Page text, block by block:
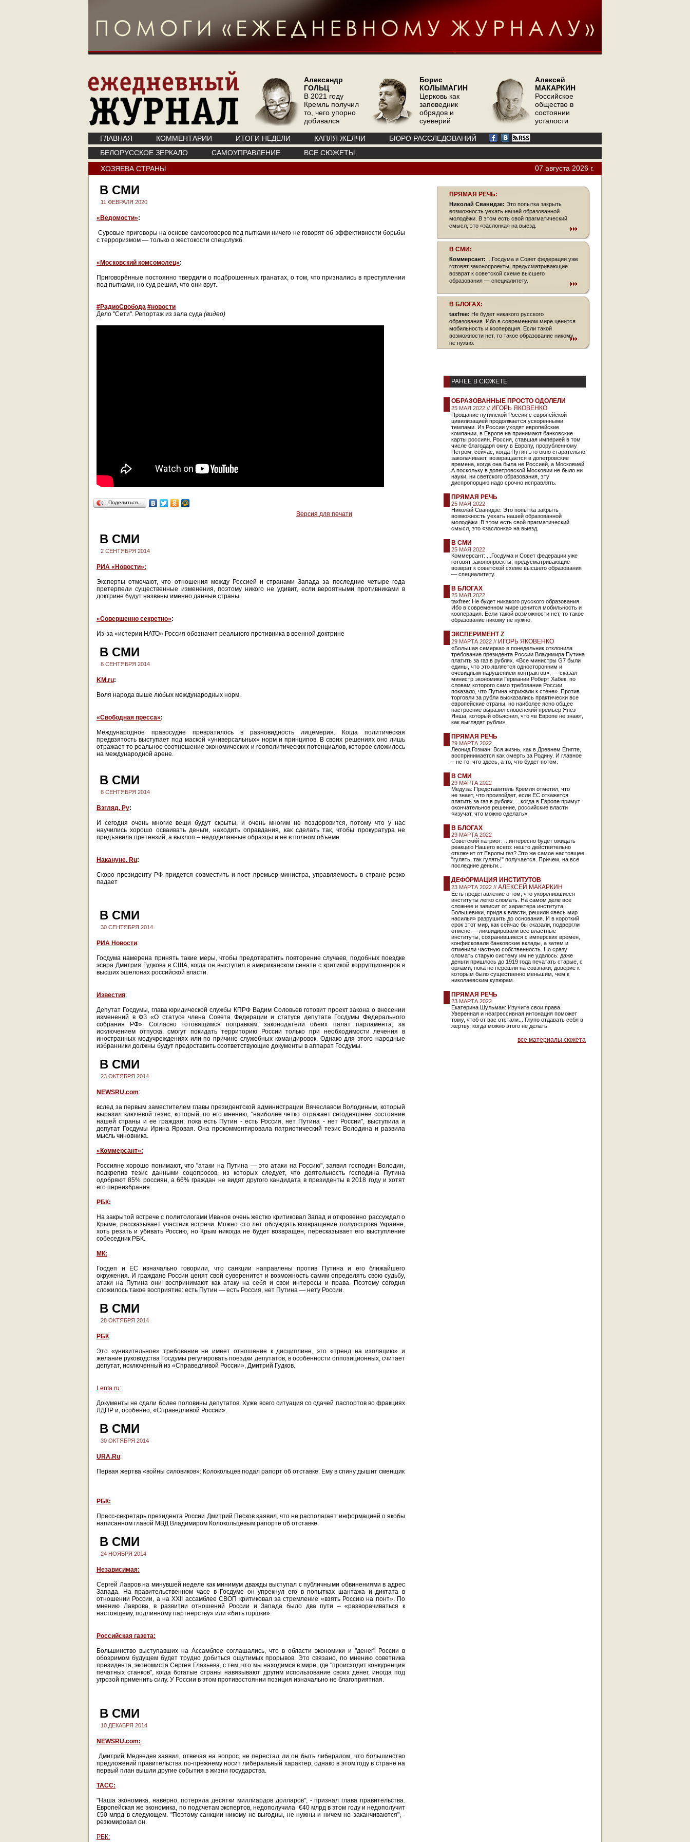
Александр
ГОЛЬЦ
В 2021 году
Кремль получил
то, чего упорно
добивался
Борис
КОЛЫМАГИН
Церковь как
заповедник
обрядов и
суеверий
Алексей
МАКАРКИН
Российское
общество в
состоянии
усталости
ГЛАВНАЯ КОММЕНТАРИИ ИТОГИ НЕДЕЛИ КАПЛЯ ЖЕЛЧИ
БЮРО РАССЛЕДОВАНИЙ
БЕЛОРУССКОЕ ЗЕРКАЛО
САМОУПРАВЛЕНИЕ
ВСЕ СЮЖЕТЫ
ХОЗЯЕВА СТРАНЫ
07 августа 2026 г.
В СМИ
11 ФЕВРАЛЯ 2020
«Ведомости»:
Суровые приговоры на основе самооговоров под пытками ничего не говорят об эффективности борьбы
с терроризмом — только о жестокости спецслужб.
«Московский комсомолец»:
Приговорённые постоянно твердили о подброшенных гранатах, о том, что признались в преступлении
под пытками, но суд решил, что они врут.
#РадиоСвобода #новости
Дело "Сети". Репортаж из зала суда (видео)
Поделиться…
Версия для печати
В СМИ
2 СЕНТЯБРЯ 2014
РИА «Новости»:
Эксперты отмечают, что отношения между Россией и странами Запада за последние четыре года
претерпели существенные изменения, поэтому никого не удивит, если вероятными противниками в
доктрине будут названы именно данные страны.
«Совершенно секретно»:
Из-за «истерии НАТО» Россия обозначит реального противника в военной доктрине
В СМИ
8 СЕНТЯБРЯ 2014
KM.ru:
Воля народа выше любых международных норм.
«Свободная пресса»:
Международное правосудие превратилось в разновидность лицемерия. Когда политическая
предвзятость выступает под маской «универсальных» норм и принципов. В своих решениях оно лишь
отражает то реальное соотношение экономических и геополитических потенциалов, которое сложилось
на международной арене.
В СМИ
8 СЕНТЯБРЯ 2014
Взгляд. Ру:
И сегодня очень многие вещи будут скрыты, и очень многим не поздоровится, потому что у нас
научились хорошо осваивать деньги, находить оправдания, как сделать так, чтобы прокуратура не
предъявила претензий, а выхлоп – недоделанные образцы и не в полном объеме
Накануне. Ru:
Скоро президенту РФ придется совместить и пост премьер-министра, управляемость в стране резко
падает
В СМИ
30 СЕНТЯБРЯ 2014
РИА Новости:
Госдума намерена принять такие меры, чтобы предотвратить повторение случаев, подобных поездке
эсера Дмитрия Гудкова в США, когда он выступил в американском сенате с критикой коррупционеров в
высших эшелонах российской власти.
Известия:
Депутат Госдумы, глава юридической службы КПРФ Вадим Соловьев готовит проект закона о внесении
изменений в ФЗ «О статусе члена Совета Федерации и статусе депутата Госдумы Федерального
собрания РФ». Согласно готовящимся поправкам, законодатели обеих палат парламента, за
исключением отпуска, смогут покидать территорию России только при необходимости лечения в
иностранных медучреждениях или по причине служебных командировок. Однако для этого народные
избранники должны будут предоставить соответствующие документы в аппарат Госдумы.
В СМИ
23 ОКТЯБРЯ 2014
NEWSRU.com:
вслед за первым заместителем главы президентской администрации Вячеславом Володиным, который
выразил ключевой тезис, который, по его мнению, "наиболее четко отражает сегодняшнее состояние
нашей страны и ее граждан: пока есть Путин - есть Россия, нет Путина - нет России", выступила и
депутат Госдумы Ирина Яровая. Она прокомментировала патриотический тезис Володина и развила
мысль чиновника.
«Коммерсант»:
Россияне хорошо понимают, что "атаки на Путина — это атаки на Россию", заявил господин Володин,
подкрепив тезис данными соцопросов, из которых следует, что деятельность господина Путина
одобряют 85% россиян, а 66% граждан не видят другого кандидата в президенты в 2018 году и хотят
его переизбрания.
РБК:
На закрытой встрече с политологами Иванов очень жестко критиковал Запад и откровенно рассуждал о
Крыме, рассказывает участник встречи. Можно сто лет обсуждать возвращение полуострова Украине,
хоть резать и убивать Россию, но Крым никогда не будет возвращен, пересказывает его выступление
собеседник РБК.
МК:
Госдеп и ЕС изначально говорили, что санкции направлены против Путина и его ближайшего
окружения. И граждане России ценят свой суверенитет и возможность самим определять свою судьбу,
атаки на Путина они воспринимают как атаку на себя и свои интересы и права. Поэтому сегодня
сложилось такое восприятие: есть Путин — есть Россия, нет Путина — нету России.
В СМИ
28 ОКТЯБРЯ 2014
РБК:
Это «унизительное» требование не имеет отношение к дисциплине, это «тренд на изоляцию» и
желание руководства Госдумы регулировать поездки депутатов, в особенности оппозиционных, считает
депутат, исключенный из «Справедливой России», Дмитрий Гудков.
Lenta.ru:
Документы не сдали более половины депутатов. Хуже всего ситуация со сдачей паспортов во фракциях
ЛДПР и, особенно, «Справедливой России».
В СМИ
30 ОКТЯБРЯ 2014
URA.Ru:
Первая жертва «войны силовиков»: Колокольцев подал рапорт об отставке. Ему в спину дышит сменщик
РБК:
Пресс-секретарь президента России Дмитрий Песков заявил, что не располагает информацией о якобы
написанном главой МВД Владимиром Колокольцевым рапорте об отставке.
В СМИ
24 НОЯБРЯ 2014
Независимая:
Сергей Лавров на минувшей неделе как минимум дважды выступал с публичными обвинениями в адрес
Запада. На правительственном часе в Госдуме он упрекнул его в попытках шантажа и диктата в
отношении России, а на XXII ассамблее СВОП критиковал за стремление «взять Россию на понт». По
мнению Лаврова, в развитии отношений России и Запада было два пути – «разворачиваться к
настоящему, подлинному партнерству» или «бить горшки».
Российская газета:
Большинство выступавших на Ассамблее соглашались, что в области экономики и "денег" России в
обозримом будущем будет трудно добиться ощутимых прорывов. Это связано, по мнению советника
президента, экономиста Сергея Глазьева, с тем, что мы находимся в мире, где "происходит конкуренция
печатных станков", когда богатые страны навязывают другим использование своих денег, иногда под
угрозой применить силу. У России в этом противостоянии позиция изначально не благоприятная.
В СМИ
10 ДЕКАБРЯ 2014
NEWSRU.com:
Дмитрий Медведев заявил, отвечая на вопрос, не перестал ли он быть либералом, что большинство
предложений правительства по-прежнему носит либеральный характер, однако в этом году в стране на
первый план вышли другие события в жизни государства.
ТАСС:
"Наша экономика, наверно, потеряла десятки миллиардов долларов", - признал глава правительства.
Европейская же экономика, по подсчетам экспертов, недополучила €40 млрд в этом году и недополучит
€50 млрд в следующем. "Поэтому санкции никому не выгодны, не нужны и ничем не заканчиваются", -
резюмировал он.
РБК:
ПРЯМАЯ РЕЧЬ:
Николай Сванидзе: Это попытка закрыть
возможность уехать нашей образованной
молодёжи. В этом есть свой прагматический
смысл, это «заслонка» на выезд.
В СМИ:
Коммерсант: ...Госдума и Совет федерации уже
готовят законопроекты, предусматривающие
возврат к советской схеме высшего
образования — специалитету.
В БЛОГАХ:
taxfree: Не будет никакого русского
образования. Ибо в современном мире ценится
мобильность и кооперация. Если такой
возможности нет, то такое образование никому
не нужно.
РАНЕЕ В СЮЖЕТЕ
ОБРАЗОВАННЫЕ ПРОСТО ОДОЛЕЛИ
25 МАЯ 2022 // ИГОРЬ ЯКОВЕНКО
Прощание путинской России с европейской
цивилизацией продолжается ускоренными
темпами. Из России уходят европейские
компании, в Европе на принимают банковские
карты россиян. Россия, ставшая империей в том
числе благодаря окну в Европу, прорубленному
Петром, сейчас, когда Путин это окно старательно
заколачивает, возвращается в допетровские
времена, когда она была не Россией, а Московией.
А поскольку в допетровской Московии не было ни
науки, ни светского образования, эту
диспропорцию надо срочно исправлять.
ПРЯМАЯ РЕЧЬ
25 МАЯ 2022
Николай Сванидзе: Это попытка закрыть
возможность уехать нашей образованной
молодёжи. В этом есть свой прагматический
смысл, это «заслонка» на выезд.
В СМИ
25 МАЯ 2022
Коммерсант: ...Госдума и Совет федерации уже
готовят законопроекты, предусматривающие
возврат к советской схеме высшего образования
— специалитету.
В БЛОГАХ
25 МАЯ 2022
taxfree: Не будет никакого русского образования.
Ибо в современном мире ценится мобильность и
кооперация. Если такой возможности нет, то такое
образование никому не нужно.
ЭКСПЕРИМЕНТ Z
29 МАРТА 2022 // ИГОРЬ ЯКОВЕНКО
«Большая семерка» в понедельник отклонила
требование президента России Владимира Путина
платить за газ в рублях. «Все министры G7 были
едины, что это является односторонним и
очевидным нарушением контрактов», — сказал
министр экономики Германии Роберт Хабек, по
словам которого само требование России
показало, что Путина «прижали к стене». Против
торговли за рубли высказались практически все
европейские страны, но наиболее ясно общее
настроение выразил словенский премьер Янез
Янша, который объяснил, что «в Европе не знают,
как выглядят рубли».
ПРЯМАЯ РЕЧЬ
29 МАРТА 2022
Леонид Гозман: Вся жизнь, как в Древнем Египте,
воспринимается как смерть за Родину. И главное
– не то, что здесь, а то, что будет потом.
В СМИ
29 МАРТА 2022
Медуза: Представитель Кремля отметил, что
не знает, что произойдет, если ЕС откажется
платить за газ в рублях. ...когда в Европе примут
окончательное решение, российские власти
«изучат, что можно сделать».
В БЛОГАХ
29 МАРТА 2022
Советский патриот: ...интересно будет ожидать
реакцию Нашего всего: нешто действительно
отключит от Европы газ? Это же самое настоящее
"гулять, так гулять!" получается. Причем, на все
последние деньги...
ДЕФОРМАЦИЯ ИНСТИТУТОВ
23 МАРТА 2022 // АЛЕКСЕЙ МАКАРКИН
Есть представление о том, что укоренившиеся
институты легко сломать. На самом деле все
сложнее и зависит от характера института.
Большевики, придя к власти, решили «весь мир
насилья» разрушить до основания. И в короткий
срок этот мир, как сейчас бы сказали, подвергли
отмене — ликвидировали все властные
институты, сохранившиеся с имперских времен,
конфисковали банковские вклады, а затем и
отменили частную собственность. Но сразу
сломать старую систему им не удалось: даже
деньги пришлось до 1919 года печатать старые, с
орлами, пока не перешли на совзнаки, доверие к
которым было существенно меньшим, чем к
николаевским купюрам.
ПРЯМАЯ РЕЧЬ
23 МАРТА 2022
Екатерина Шульман: Изучите свои права.
Уверенная и неагрессивная интонация поможет
тому, чтоб от вас отстали... Глупо отдавать себя в
жертву, когда можно этого не делать
все материалы сюжета